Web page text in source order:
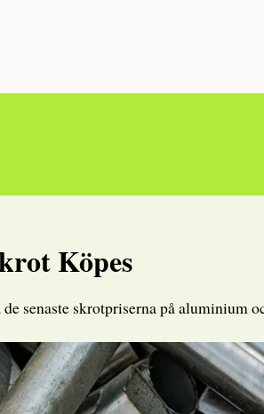
Köpes
senaste skrotpriserna på aluminium